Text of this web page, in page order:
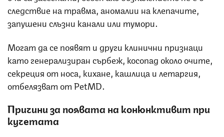
следствие на травма, аномалии на клепачите,
запушени слъзни канали или тумори.
Могат да се появят и други клинични признаци
като генерализиран сърбеж, косопад около очите,
секреция от носа, кихане, кашлица и летаргия,
отбелязват от PetMD.
Причини за появата на конюнктивит при
кучетата